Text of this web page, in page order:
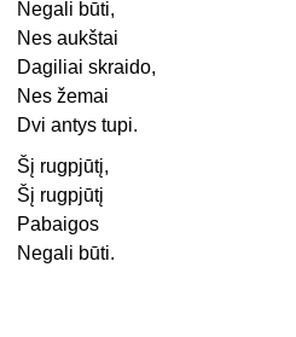
Negali būti,
Nes aukštai
Dagiliai skraido,
Nes žemai
Dvi antys tupi.
Šį rugpjūtį,
Šį rugpjūtį
Pabaigos
Negali būti.